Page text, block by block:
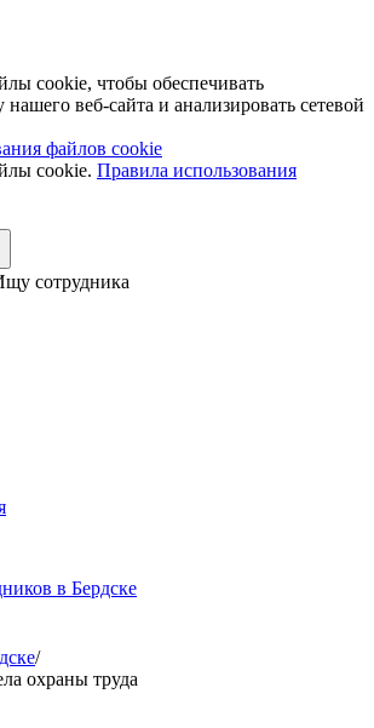
cookie, чтобы обеспечивать
веб-сайта и анализировать сетевой
файлов cookie
cookie. Правила использования
сотрудника
в Бердске
/
охраны труда